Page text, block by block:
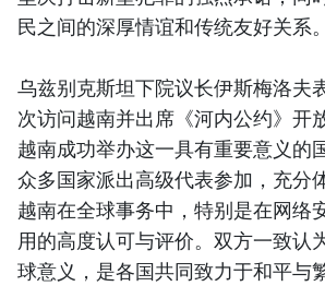
民之间的深厚情谊和传统友好关系。
乌兹别克斯坦下院议长伊斯梅洛夫
次访问越南并出席《河内公约》开
越南成功举办这一具有重要意义的
众多国家派出高级代表参加，充分
越南在全球事务中，特别是在网络
用的高度认可与评价。双方一致认
球意义，是各国共同致力于和平与